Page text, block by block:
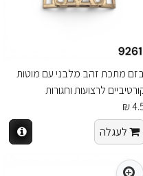
מתכת זהב מלבני עם מוטות
לרצועות וחגורות
לעגלה